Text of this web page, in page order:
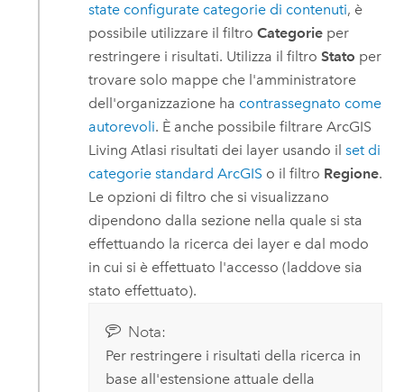
state configurate categorie di contenuti, è
possibile utilizzare il filtroCategorie per
restringere i risultati. Utilizza il filtroStato per
trovare solo mappe che l'amministratore
dell'organizzazione ha contrassegnato come
autorevoli. È anche possibile filtrareArcGIS
Living Atlasi risultati dei layer usando ilset di
categorie standard ArcGIS o il filtro Regione.
Le opzioni di filtro che si visualizzano
dipendono dalla sezione nella quale si sta
effettuando la ricerca dei layer e dal modo
in cui si è effettuato l'accesso (laddove sia
stato effettuato).
Nota:
Per restringere i risultati della ricerca in
base all'estensione attuale della